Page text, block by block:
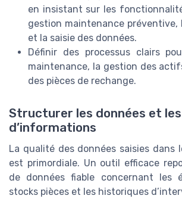
en insistant sur les
gestion maintenance préventive,
et la saisie des données.
Définir des processus clairs
maintenance, la gestion des
des pièces de rechange.
Structurer les données et
d’informations
La qualité des données saisies dans
est primordiale. Un outil efficace
de données fiable concernant les
stocks pièces et les historiques